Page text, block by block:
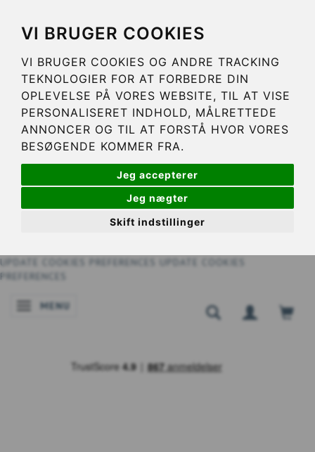
VI BRUGER COOKIES
VI BRUGER COOKIES OG ANDRE TRACKING
TEKNOLOGIER FOR AT FORBEDRE DIN
OPLEVELSE PÅ VORES WEBSITE, TIL AT VISE
PERSONALISERET INDHOLD, MÅLRETTEDE
ANNONCER OG TIL AT FORSTÅ HVOR VORES
BESØGENDE KOMMER FRA.
Jeg accepterer
Jeg nægter
Skift indstillinger
UPDATE COOKIES PREFERENCES
UPDATE COOKIES
PREFERENCES
NAVIGATIE IN-/UITSCHAKELEN
MENU